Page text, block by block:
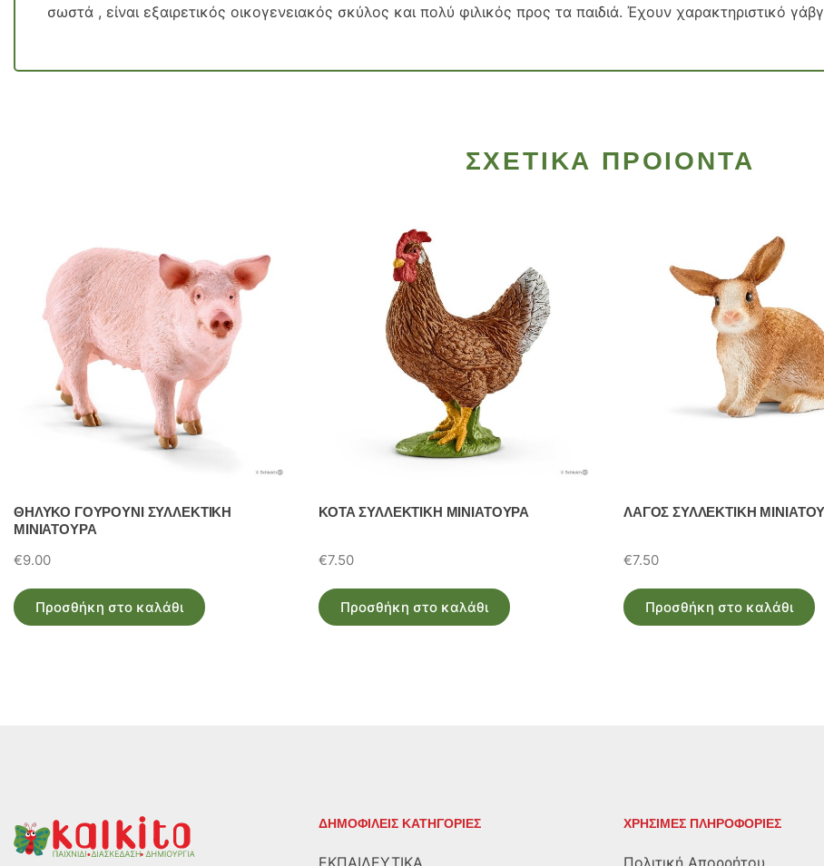
σωστά , είναι εξαιρετικός οικογενειακός σκύλος και πολύ φιλικός προς τα παιδιά. Έχουν χαρακτηριστικό
ΣΧΕΤΙΚΑ ΠΡΟΙΟΝΤΑ
ΘΗΛΥΚΟ ΓΟΥΡΟΥΝΙ ΣΥΛΛΕΚΤΙΚΗ
ΜΙΝΙΑΤΟΥΡΑ
€9.00
Προσθήκη στο καλάθι
ΚΟΤΑ ΣΥΛΛΕΚΤΙΚΗ ΜΙΝΙΑΤΟΥΡΑ
€7.50
Προσθήκη στο καλάθι
ΛΑΓΟΣ ΣΥΛΛΕΚΤΙΚΗ
€7.50
Προσθήκη στο καλάθι
ΔΗΜΟΦΙΛΕΙΣ ΚΑΤΗΓΟΡΙΕΣ
ΕΚΠΑΙΔΕΥΤΙΚΑ
ΧΡΗΣΙΜΕΣ ΠΛΗΡΟΦΟΡΙΕΣ
Πολιτική Απορρήτου